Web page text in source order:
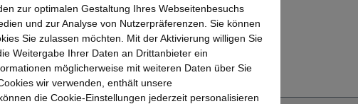
Erfahrung
zur optimalen Gestaltung Ihres Webseitenbesuchs
und zur Analyse von Nutzerpräferenzen. Sie können
Sie zulassen möchten. Mit der Aktivierung willigen Sie
Weitergabe Ihrer Daten an Drittanbieter ein
möglicherweise mit weiteren Daten über Sie
wir verwenden, enthält unsere
können die Cookie-Einstellungen jederzeit personalisieren